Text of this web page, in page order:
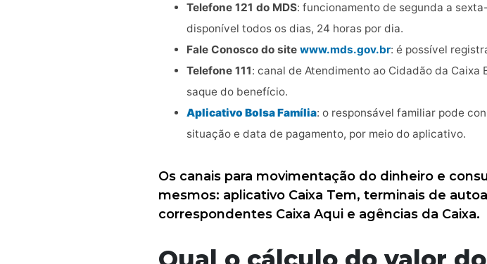
Telefone 121 do MDS: funcionamento de segunda a
disponível todos os dias, 24 horas por dia.
Fale Conosco do site www.mds.gov.br: é possível
Telefone 111: canal de Atendimento ao Cidadão da
saque do benefício.
Aplicativo Bolsa Família: o responsável familiar pode
situação e data de pagamento, por meio do aplicativo.
Os canais para movimentação do dinheiro e
mesmos: aplicativo Caixa Tem, terminais de
correspondentes Caixa Aqui e agências da Caixa.